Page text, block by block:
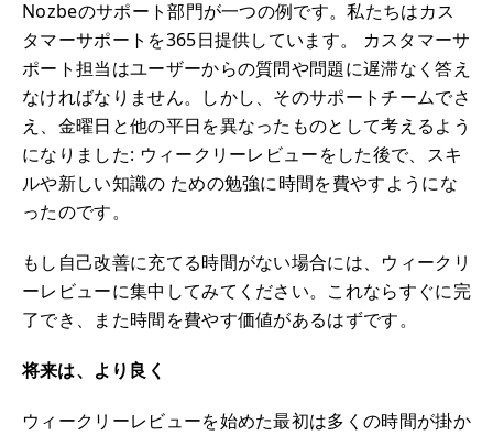
Nozbeのサポート部門が一つの例です。私たちはカス
タマーサポートを365日提供しています。 カスタマーサ
ポート担当はユーザーからの質問や問題に遅滞なく答え
なければなりません。しかし、そのサポートチームでさ
え、金曜日と他の平日を異なったものとして考えるよう
になりました: ウィークリーレビューをした後で、スキ
ルや新しい知識の ための勉強に時間を費やすようにな
ったのです。
もし自己改善に充てる時間がない場合には、ウィークリ
ーレビューに集中してみてください。これならすぐに完
了でき、また時間を費やす価値があるはずです。
将来は、より良く
ウィークリーレビューを始めた最初は多くの時間が掛か